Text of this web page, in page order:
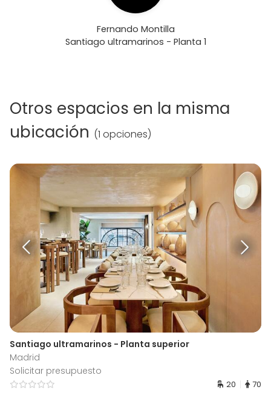
Fernando Montilla
Santiago ultramarinos - Planta 1
Otros espacios en la misma
ubicación (1 opciones)
Santiago ultramarinos - Planta superior
Madrid
Solicitar presupuesto
20 70